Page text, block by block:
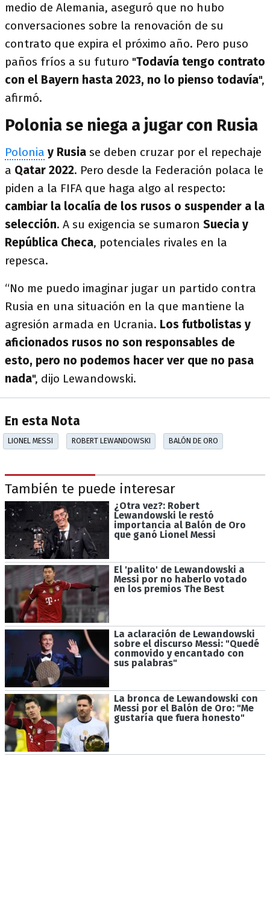
medio de Alemania, aseguró que no hubo
conversaciones sobre la renovación de su
contrato que expira el próximo año. Pero puso
paños fríos a su futuro "Todavía tengo contrato
con el Bayern hasta 2023, no lo pienso todavía",
afirmó.
Polonia se niega a jugar con Rusia
Polonia y Rusia se deben cruzar por el repechaje
a Qatar 2022. Pero desde la Federación polaca le
piden a la FIFA que haga algo al respecto:
cambiar la localía de los rusos o suspender a la
selección. A su exigencia se sumaron Suecia y
República Checa, potenciales rivales en la
repesca.
“No me puedo imaginar jugar un partido contra
Rusia en una situación en la que mantiene la
agresión armada en Ucrania. Los futbolistas y
aficionados rusos no son responsables de
esto, pero no podemos hacer ver que no pasa
nada", dijo Lewandowski.
En esta Nota
LIONEL MESSI ROBERT LEWANDOWSKI BALÓN DE ORO
También te puede interesar
¿Otra vez?: Robert
Lewandowski le restó
importancia al Balón de Oro
que ganó Lionel Messi
El 'palito' de Lewandowski a
Messi por no haberlo votado
en los premios The Best
La aclaración de Lewandowski
sobre el discurso Messi: "Quedé
conmovido y encantado con
sus palabras"
La bronca de Lewandowski con
Messi por el Balón de Oro: "Me
gustaría que fuera honesto"